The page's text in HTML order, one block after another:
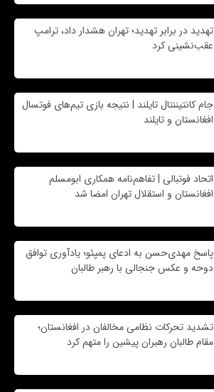
تهدید در برابر تهدید؛ تهران هشدار داد، ترامپ
عقب‌نشینی کرد
جام کانتیننتال تایلند | نتیجه بازی تیم‌های فوتسال
افغانستان و تایلند
اتحاد فوتبالی | تفاهم‌نامه همکاری ابومسلم
افغانستان و استقلال تهران امضا شد
پاسخ مهدی‌حسن به ادعای پمپئو؛ یادآوری توافق
دوحه و عکس جنجالی با رهبر طالبان
تشدید تحرکات نظامی مخالفان در افغانستان؛
مقام طالبان رهبران پیشین را متهم کرد